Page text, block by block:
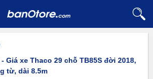
Giá xe Thaco 29 chỗ TB85S đời 2018,
từ, dài 8.5m